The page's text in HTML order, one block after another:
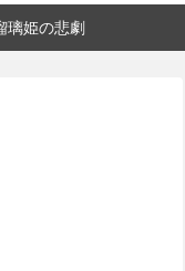
璃姫の悲劇